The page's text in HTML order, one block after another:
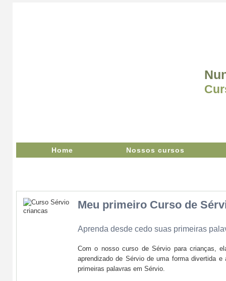
Home Nossos cursos
Meu primeiro Curso de
Aprenda desde cedo suas primeiras
Com o nosso curso de Sérvio para crianças,
aprendizado de Sérvio de uma forma divertida e
primeiras palavras em Sérvio.